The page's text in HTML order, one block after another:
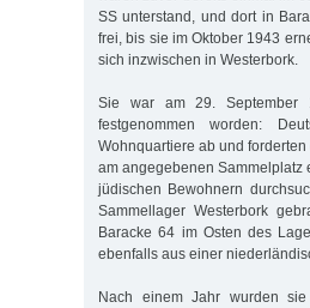
SS unterstand, und dort in
frei, bis sie im Oktober 1943
sich inzwischen in Westerbork.
Sie war am 29. September
festgenommen worden:
Wohnquartiere ab und
am angegebenen Sammelplatz
jüdischen Bewohnern
Sammellager Westerbork
Baracke 64 im Osten des
ebenfalls aus einer
Nach einem Jahr wurden